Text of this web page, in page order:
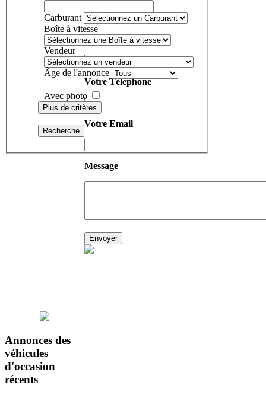
Contact
Votre Nom
Votre Téléphone
Votre Email
Message
Carburant
Boîte à vitesse
Vendeur
Âge de l'annonce
Avec photo
Plus de critères
Recherche
Annonces des
véhicules
d'occasion
récents